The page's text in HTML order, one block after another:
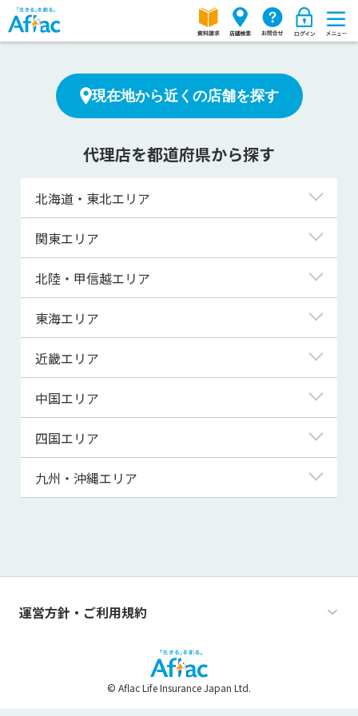
現在地から近くの店舗を探す
代理店を都道府県から探す
北海道・東北エリア
北海道
青森県
宮城県
秋田県
山形県
関東エリア
東京都
神奈川県
埼玉県
千葉県
茨城県
群馬県
北陸・甲信越エリア
新潟県
富山県
福井県
山梨県
長野県
東海エリア
岐阜県
静岡県
三重県
近畿エリア
滋賀県
京都府
大阪府
兵庫県
和歌山県
中国エリア
鳥取県
島根県
山口県
四国エリア
徳島県
高知県
九州・沖縄エリア
熊本県
運営方針・ご利用規約
© Aflac Life Insurance Japan Ltd.